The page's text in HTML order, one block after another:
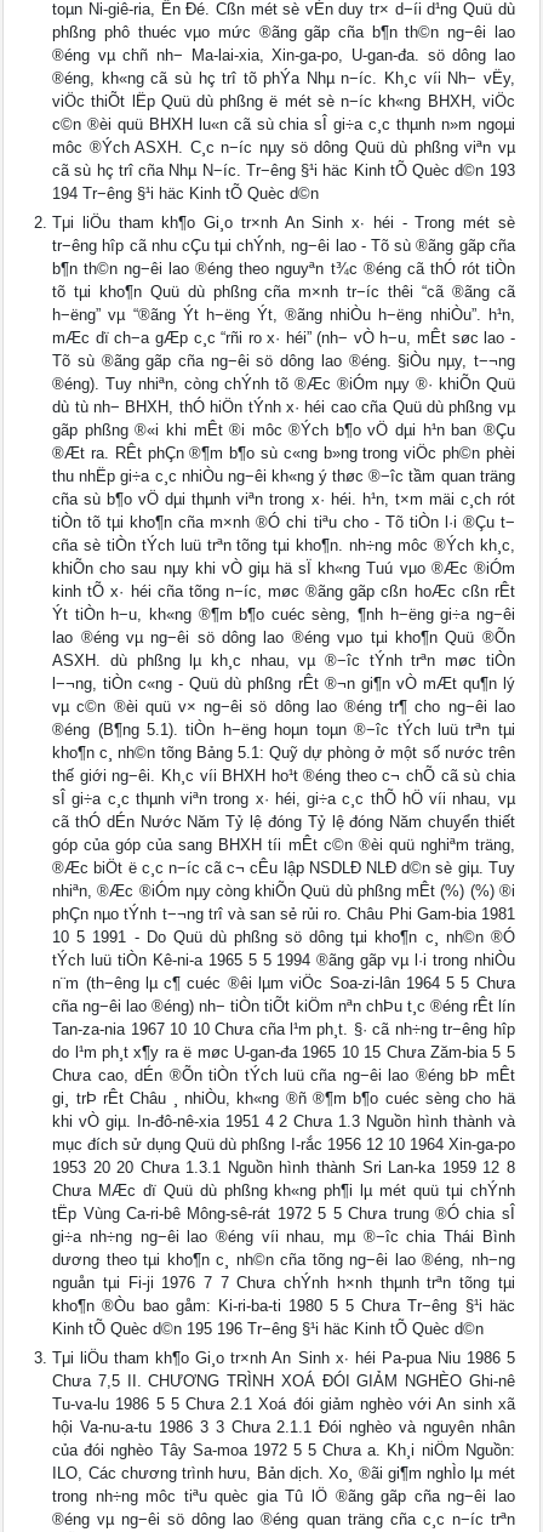
toµn Ni-giê-ria, Ên Đé. Cßn mét sè vÉn duy tr× d−íi d¹ng Quü dù
phßng phô thuéc vµo mức ®ãng gãp cña b¶n th©n ng−êi lao
®éng vµ chñ nh− Ma-lai-xia, Xin-ga-po, U-gan-đa. sö dông lao
®éng, kh«ng cã sù hç trî tõ phÝa Nhµ n−íc. Kh¸c víi Nh− vËy,
viÖc thiÕt lËp Quü dù phßng ë mét sè n−íc kh«ng BHXH, viÖc
c©n ®èi quü BHXH lu«n cã sù chia sÎ gi÷a c¸c thµnh n»m ngoµi
môc ®Ých ASXH. C¸c n−íc nµy sö dông Quü dù phßng viªn vµ
cã sù hç trî cña Nhµ N−íc. Tr−êng §¹i häc Kinh tÕ Quèc d©n 193
194 Tr−êng §¹i häc Kinh tÕ Quèc d©n
Tμi liÖu tham kh¶o Gi¸o tr×nh An Sinh x∙ héi - Trong mét sè
tr−êng hîp cã nhu cÇu tµi chÝnh, ng−êi lao - Tõ sù ®ãng gãp cña
b¶n th©n ng−êi lao ®éng theo nguyªn t¾c ®éng cã thÓ rót tiÒn
tõ tµi kho¶n Quü dù phßng cña m×nh tr−íc thêi “cã ®ãng cã
h−ëng” vµ “®ãng Ýt h−ëng Ýt, ®ãng nhiÒu h−ëng nhiÒu”. h¹n,
mÆc dï ch−a gÆp c¸c “rñi ro x· héi” (nh− vÒ h−u, mÊt søc lao -
Tõ sù ®ãng gãp cña ng−êi sö dông lao ®éng. §iÒu nµy, t−¬ng
®éng). Tuy nhiªn, còng chÝnh tõ ®Æc ®iÓm nµy ®· khiÕn Quü
dù tù nh− BHXH, thÓ hiÖn tÝnh x· héi cao cña Quü dù phßng vµ
gãp phßng ®«i khi mÊt ®i môc ®Ých b¶o vÖ dµi h¹n ban ®Çu
®Æt ra. RÊt phÇn ®¶m b¶o sù c«ng b»ng trong viÖc ph©n phèi
thu nhËp gi÷a c¸c nhiÒu ng−êi kh«ng ý thøc ®−îc tầm quan träng
cña sù b¶o vÖ dµi thµnh viªn trong x· héi. h¹n, t×m mäi c¸ch rót
tiÒn tõ tµi kho¶n cña m×nh ®Ó chi tiªu cho - Tõ tiÒn l·i ®Çu t−
cña sè tiÒn tÝch luü trªn tõng tµi kho¶n. nh÷ng môc ®Ých kh¸c,
khiÕn cho sau nµy khi vÒ giµ hä sÏ kh«ng Tuú vµo ®Æc ®iÓm
kinh tÕ x· héi cña tõng n−íc, møc ®ãng gãp cßn hoÆc cßn rÊt
Ýt tiÒn h−u, kh«ng ®¶m b¶o cuéc sèng, ¶nh h−ëng gi÷a ng−êi
lao ®éng vµ ng−êi sö dông lao ®éng vµo tµi kho¶n Quü ®Õn
ASXH. dù phßng lµ kh¸c nhau, vµ ®−îc tÝnh trªn møc tiÒn
l−¬ng, tiÒn c«ng - Quü dù phßng rÊt ®¬n gi¶n vÒ mÆt qu¶n lý
vµ c©n ®èi quü v× ng−êi sö dông lao ®éng tr¶ cho ng−êi lao
®éng (B¶ng 5.1). tiÒn h−ëng hoµn toµn ®−îc tÝch luü trªn tµi
kho¶n c¸ nh©n tõng Bảng 5.1: Quỹ dự phòng ở một số nước trên
thế giới ng−êi. Kh¸c víi BHXH ho¹t ®éng theo c¬ chÕ cã sù chia
sÎ gi÷a c¸c thµnh viªn trong x· héi, gi÷a c¸c thÕ hÖ víi nhau, vµ
cã thÓ dÉn Nước Năm Tỷ lệ đóng Tỷ lệ đóng Năm chuyển thiết
góp của góp của sang BHXH tíi mÊt c©n ®èi quü nghiªm träng,
®Æc biÖt ë c¸c n−íc cã c¬ cÊu lập NSDLĐ NLĐ d©n sè giµ. Tuy
nhiªn, ®Æc ®iÓm nµy còng khiÕn Quü dù phßng mÊt (%) (%) ®i
phÇn nµo tÝnh t−¬ng trî và san sẻ rủi ro. Châu Phi Gam-bia 1981
10 5 1991 - Do Quü dù phßng sö dông tµi kho¶n c¸ nh©n ®Ó
tÝch luü tiÒn Kê-ni-a 1965 5 5 1994 ®ãng gãp vµ l·i trong nhiÒu
n¨m (th−êng lµ c¶ cuéc ®êi lµm viÖc Soa-zi-lân 1964 5 5 Chưa
cña ng−êi lao ®éng) nh− tiÒn tiÕt kiÖm nªn chÞu t¸c ®éng rÊt lín
Tan-za-nia 1967 10 10 Chưa cña l¹m ph¸t. §· cã nh÷ng tr−êng hîp
do l¹m ph¸t x¶y ra ë møc U-gan-đa 1965 10 15 Chưa Zăm-bia 5 5
Chưa cao, dÉn ®Õn tiÒn tÝch luü cña ng−êi lao ®éng bÞ mÊt
gi¸ trÞ rÊt Châu ¸ nhiÒu, kh«ng ®ñ ®¶m b¶o cuéc sèng cho hä
khi vÒ giµ. In-đô-nê-xia 1951 4 2 Chưa 1.3 Nguồn hình thành và
mục đích sử dụng Quü dù phßng I-rắc 1956 12 10 1964 Xin-ga-po
1953 20 20 Chưa 1.3.1 Nguồn hình thành Sri Lan-ka 1959 12 8
Chưa MÆc dï Quü dù phßng kh«ng ph¶i lµ mét quü tµi chÝnh
tËp Vùng Ca-ri-bê Mông-sê-rát 1972 5 5 Chưa trung ®Ó chia sÎ
gi÷a nh÷ng ng−êi lao ®éng víi nhau, mµ ®−îc chia Thái Bình
dương theo tµi kho¶n c¸ nh©n cña tõng ng−êi lao ®éng, nh−ng
nguån tµi Fi-ji 1976 7 7 Chưa chÝnh h×nh thµnh trªn tõng tµi
kho¶n ®Òu bao gåm: Ki-ri-ba-ti 1980 5 5 Chưa Tr−êng §¹i häc
Kinh tÕ Quèc d©n 195 196 Tr−êng §¹i häc Kinh tÕ Quèc d©n
Tμi liÖu tham kh¶o Gi¸o tr×nh An Sinh x∙ héi Pa-pua Niu 1986 5
Chưa 7,5 II. CHƯƠNG TRÌNH XOÁ ĐÓI GIẢM NGHÈO Ghi-nê
Tu-va-lu 1986 5 5 Chưa 2.1 Xoá đói giảm nghèo với An sinh xã
hội Va-nu-a-tu 1986 3 3 Chưa 2.1.1 Đói nghèo và nguyên nhân
của đói nghèo Tây Sa-moa 1972 5 5 Chưa a. Kh¸i niÖm Nguồn:
ILO, Các chương trình hưu, Bản dịch. Xo¸ ®ãi gi¶m nghÌo lµ mét
trong nh÷ng môc tiªu quèc gia Tû lÖ ®ãng gãp cña ng−êi lao
®éng vµ ng−êi sö dông lao ®éng quan träng cña c¸c n−íc trªn